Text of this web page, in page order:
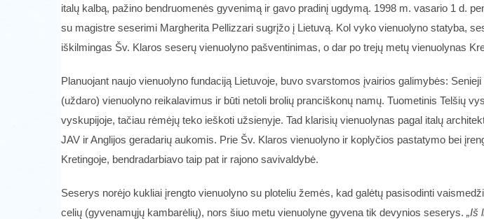
italų kalbą, pažino bendruomenės gyvenimą ir gavo pradinį ugdymą. 1998 m. vasario 1 d.
su magistre seserimi Margherita Pellizzari sugrįžo į Lietuvą. Kol vyko vienuolyno statyba,
iškilmingas Šv. Klaros seserų vienuolyno pašventinimas, o dar po trejų metų vienuolynas
Planuojant naujo vienuolyno fundaciją Lietuvoje, buvo svarstomos įvairios galimybės:
(uždaro) vienuolyno reikalavimus ir būti netoli brolių pranciškonų namų. Tuometinis Telšių
vyskupijoje, tačiau rėmėjų teko ieškoti užsienyje. Tad klarisių vienuolynas pagal italų
JAV ir Anglijos geradarių aukomis. Prie Šv. Klaros vienuolyno ir koplyčios pastatymo bei
Kretingoje, bendradarbiavo taip pat ir rajono savivaldybė.
Seserys norėjo kukliai įrengto vienuolyno su ploteliu žemės, kad galėtų pasisodinti
celių (gyvenamųjų kambarėlių), nors šiuo metu vienuolyne gyvena tik devynios seserys. „Iš